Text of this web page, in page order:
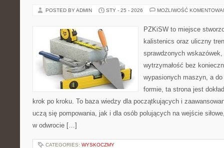
POSTED BY ADMIN STY - 25 - 2026 MOŻLIWOŚĆ
PZKiSW to miejsce
kalistenics oraz uliczny
sprawdzonych
wytrzymałość bez
wypasionych maszyn, a
formie, ta strona jest
krok po kroku. To baza wiedzy dla początkujących i
uczą się pompowania, jak i dla osób polujących na wejście
w odwrocie […]
CATEGORIES: WYSKOCZMY